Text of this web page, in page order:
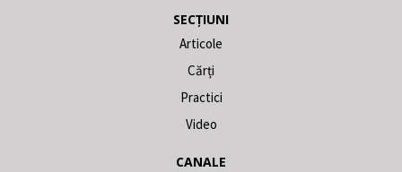
SECȚIUNI
Articole
Cărți
Practici
Video
CANALE